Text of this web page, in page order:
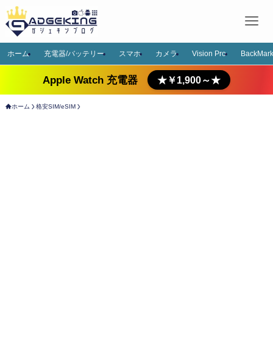
ホーム 充電器/バッテリー スマホ カメラ Vision Pro
Apple Watch 充電器 ★￥1,900～★
ホーム 格安SIM/eSIM